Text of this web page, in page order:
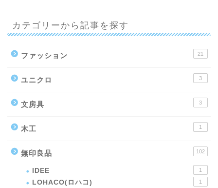
カテゴリーから記事を探す
ファッション 21
ユニクロ 3
文房具 3
木工 1
無印良品 102
IDEE 1
LOHACO(ロハコ) 1